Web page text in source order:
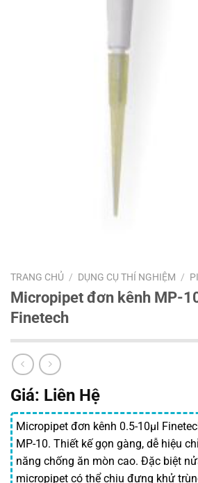
TRANG CHỦ / DỤNG CỤ THÍ NGHIỆM /
Micropipet đơn kênh MP-
Finetech
Giá: Liên Hệ
Micropipet đơn kênh 0.5-10μl
MP-10. Thiết kế gọn gàng, dễ hiệu
năng chống ăn mòn cao. Đặc biệt
micropipet có thể chịu đựng khử